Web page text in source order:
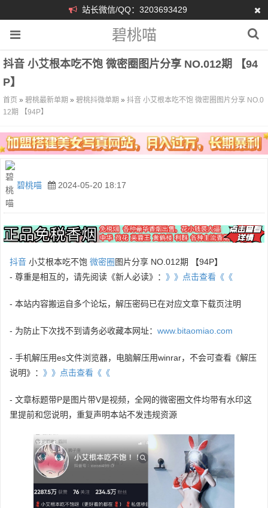
站长微信/QQ：3203693429
碧桃喵
抖音 小艾根本吃不饱 微密圈图片分享 NO.012期 【94
P】
首页 » 碧桃最新单期 » 碧桃抖微单期 » 抖音 小艾根本吃不饱 微密圈图片分享 NO.0
12期 【94P】
碧桃喵 2024-05-20 18:17
抖音 小艾根本吃不饱 微密圈 图片分享 NO.012期 【94P】
- 尊重是相互的，请先阅读《新人必读》： 》》点击查看《《
- 本站内容搬运自多个论坛，解压密码已在对应文章下载页注明
- 为防止下次找不到请务必收藏本网址： www.bitaomiao.com
- 手机解压用es文件浏览器，电脑解压用winrar，不会可查看《解压
说明》： 》》点击查看《《
- 文章标题带P是图片带V是视频，全网的微密圈文件均带有水印这
里提前和您说明，重复声明本站不发违规资源